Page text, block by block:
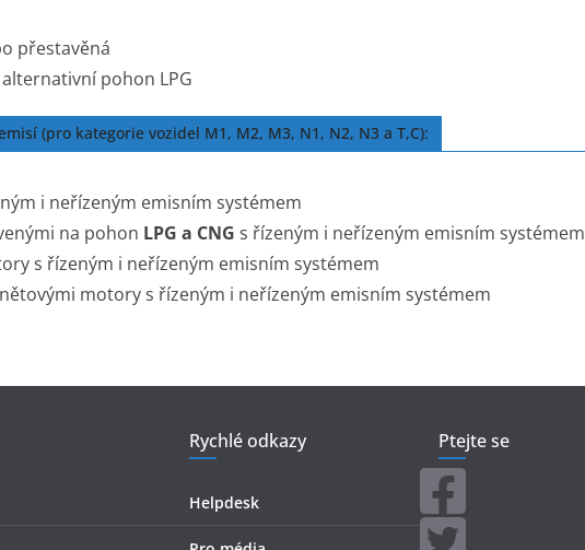
přestavěná
pohon LPG
(pro kategorie vozidel M1, M2, M3, N1, N2, N3 a T,C):
i neřízeným emisním systémem
na pohon LPG a CNG s řízeným i neřízeným emisním systémem
s řízeným i neřízeným emisním systémem
motory s řízeným i neřízeným emisním systémem
Rychlé odkazy
Helpdesk
Ptejte se